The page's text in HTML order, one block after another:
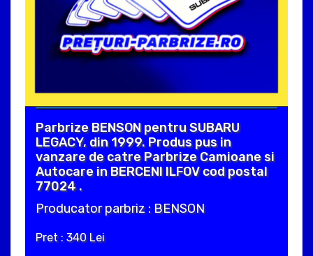
Parbrize BENSON pentru SUBARU
LEGACY, din 1999. Produs pus in
vanzare de catre Parbrize Camioane si
Autocare in BERCENI ILFOV cod postal
77024 .
Producator parbriz : BENSON
Pret : 340 Lei